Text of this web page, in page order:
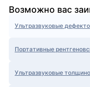
Возможно вас
Ультразвуковые
Портативные
Ультразвуковые